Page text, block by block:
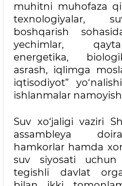
muhitni muhofaza
texnologiyalar,
boshqarish
yechimlar,
energetika,
asrash, iqlimga
iqtisodiyot”
ishlanmalar
Suv xo‘jaligi vaziri
assambleya
hamkorlar hamda
suv siyosati uchun
tegishli davlat